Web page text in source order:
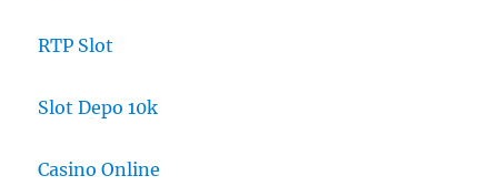
RTP Slot
Slot Depo 10k
Casino Online